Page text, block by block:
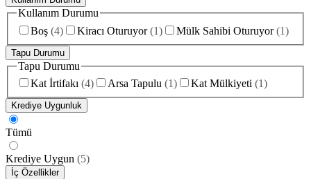
Kullanım Durumu
Boş (4) Kiracı Oturuyor (1) Mülk Sahibi Oturuyor (1)
Tapu Durumu
Tapu Durumu
Kat İrtifakı (4) Arsa Tapulu (1) Kat Mülkiyeti (1)
Krediye Uygunluk
Tümü
Krediye Uygun (5)
İç Özellikler